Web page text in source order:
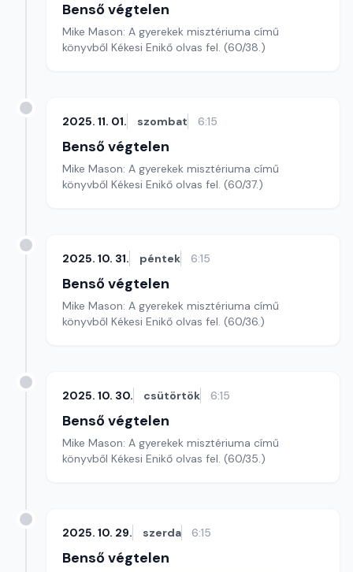
Benső végtelen
Mike Mason: A gyerekek misztériuma című
könyvből Kékesi Enikő olvas fel. (60/38.)
2025. 11. 01. szombat 6:15
Benső végtelen
Mike Mason: A gyerekek misztériuma című
könyvből Kékesi Enikő olvas fel. (60/37.)
2025. 10. 31. péntek 6:15
Benső végtelen
Mike Mason: A gyerekek misztériuma című
könyvből Kékesi Enikő olvas fel. (60/36.)
2025. 10. 30. csütörtök 6:15
Benső végtelen
Mike Mason: A gyerekek misztériuma című
könyvből Kékesi Enikő olvas fel. (60/35.)
2025. 10. 29. szerda 6:15
Benső végtelen